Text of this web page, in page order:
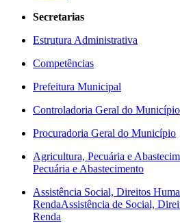
Secretarias
Estrutura Administrativa
Competências
Prefeitura Municipal
Controladoria Geral do Município
Procuradoria Geral do Município
Agricultura, Pecuária e
Pecuária e Abastecimento
Assistência Social, Direitos
RendaAssistência de Social,
Renda